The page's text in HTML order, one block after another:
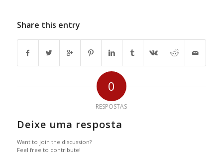
Share this entry
0
RESPOSTAS
Deixe uma resposta
Want to join the discussion?
Feel free to contribute!